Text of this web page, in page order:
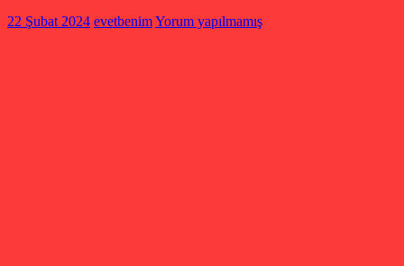
22 Şubat 2024 evetbenimYorum yapılmamış